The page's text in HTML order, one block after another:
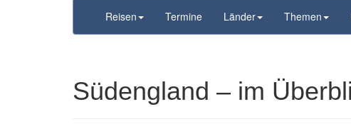
Reisen Termine Länder Themen
Südengland – im